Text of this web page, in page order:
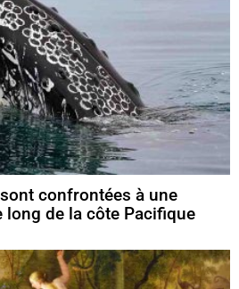
confrontées à une
de la côte Pacifique